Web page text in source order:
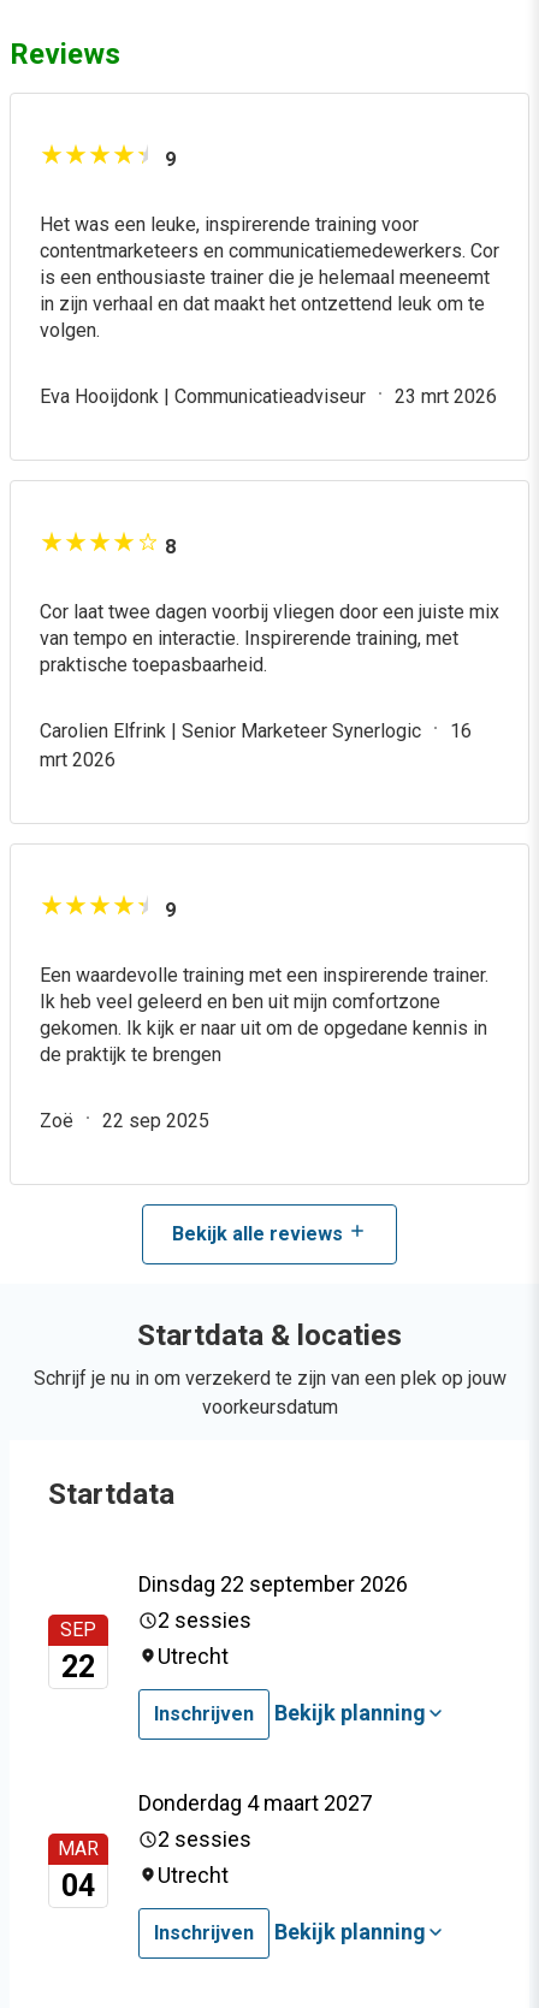
Reviews
9
Het was een leuke, inspirerende training voor
contentmarketeers en communicatiemedewerkers. Cor
is een enthousiaste trainer die je helemaal meeneemt
in zijn verhaal en dat maakt het ontzettend leuk om te
volgen.
Eva Hooijdonk | Communicatieadviseur 23 mrt 2026
8
Cor laat twee dagen voorbij vliegen door een juiste mix
van tempo en interactie. Inspirerende training, met
praktische toepasbaarheid.
Carolien Elfrink | Senior Marketeer Synerlogic
16
mrt 2026
9
Een waardevolle training met een inspirerende trainer.
Ik heb veel geleerd en ben uit mijn comfortzone
gekomen. Ik kijk er naar uit om de opgedane kennis in
de praktijk te brengen
Zoë 22 sep 2025
Bekijk alle reviews
Startdata & locaties
Schrijf je nu in om verzekerd te zijn van een plek op jouw
voorkeursdatum
Startdata
SEP
22
Dinsdag 22 september 2026
2 sessies
Utrecht
Inschrijven Bekijk planning
MAR
04
Donderdag 4 maart 2027
2 sessies
Utrecht
Inschrijven Bekijk planning